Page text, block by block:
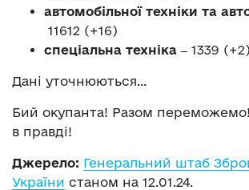
автомобільної техніки та
11612 (+16)
спеціальна техніка ‒ 1339 (+2)
Дані уточнюються…
Бий окупанта! Разом
в правді!
Джерело: Генеральний штаб
України станом на 12.01.24.